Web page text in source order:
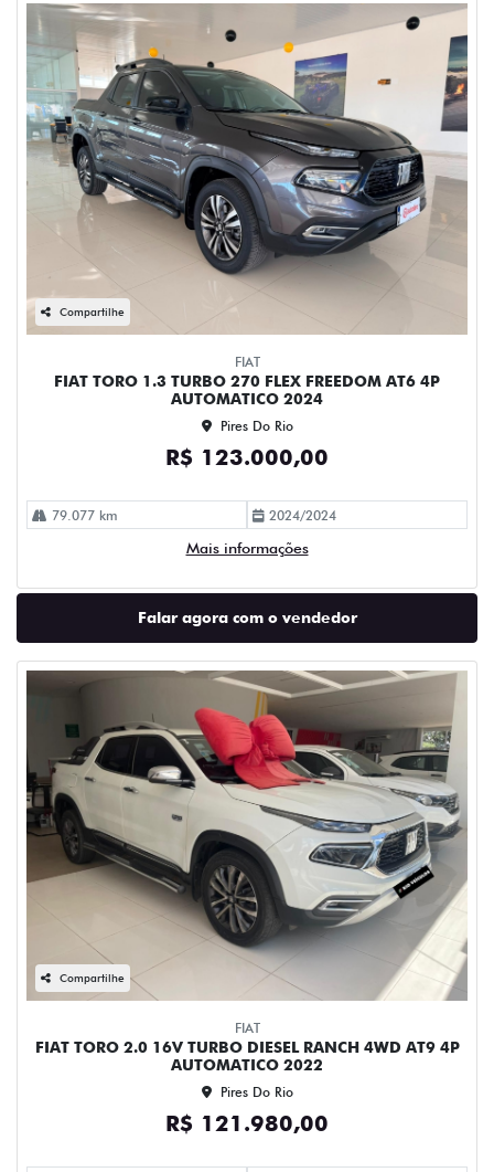
Compartilhe
FIAT
FIAT TORO 1.3 TURBO 270 FLEX FREEDOM AT6 4P
AUTOMATICO 2024
Pires Do Rio
R$ 123.000,00
79.077 km 2024/2024
Mais informações
Falar agora com o vendedor
Compartilhe
FIAT
FIAT TORO 2.0 16V TURBO DIESEL RANCH 4WD AT9 4P
AUTOMATICO 2022
Pires Do Rio
R$ 121.980,00